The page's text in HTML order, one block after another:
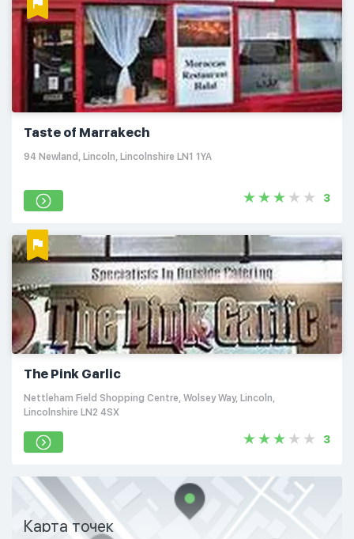
Taste of Marrakech
94 Newland, Lincoln, Lincolnshire LN1 1YA
3
The Pink Garlic
Nettleham Field Shopping Centre, Wolsey Way, Lincoln,
Lincolnshire LN2 4SX
3
Карта точек